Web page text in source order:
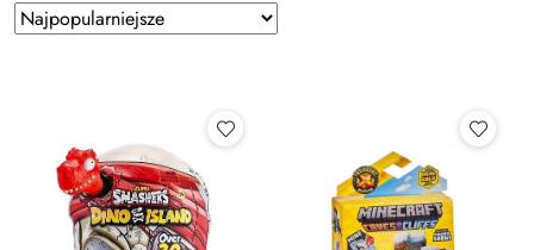
Zastosowano
sortowanie:
Sortuj
według